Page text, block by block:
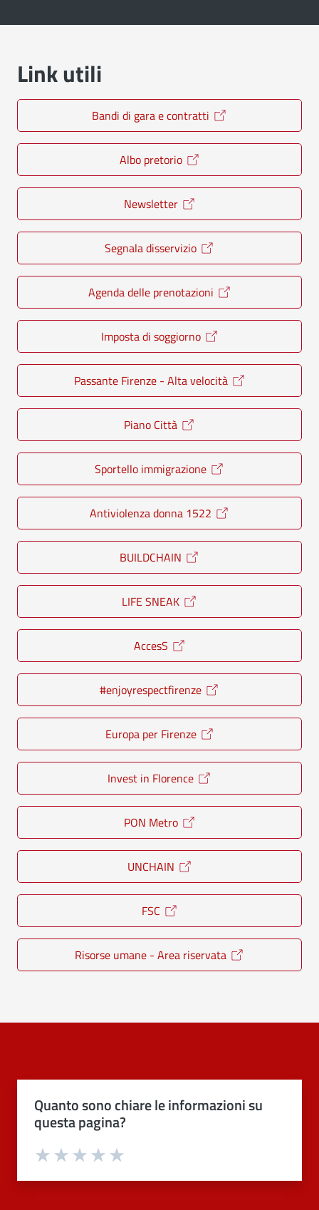
Link utili
Bandi di gara e contratti
Albo pretorio
Newsletter
Segnala disservizio
Agenda delle prenotazioni
Imposta di soggiorno
Passante Firenze - Alta velocità
Piano Città
Sportello immigrazione
Antiviolenza donna 1522
BUILDCHAIN
LIFE SNEAK
AccesS
#enjoyrespectfirenze
Europa per Firenze
Invest in Florence
PON Metro
UNCHAIN
FSC
Risorse umane - Area riservata
Quanto sono chiare le informazioni su
questa pagina?
Valuta 4 stelle su 5
Valuta 3 stelle su 5
Valuta 2 stelle su 5
Valuta 1 stelle su 5